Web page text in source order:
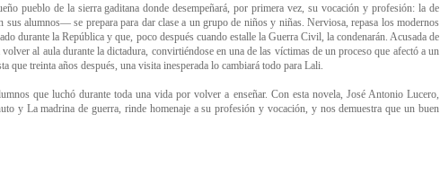
pueblo de la sierra gaditana donde desempeñará, por primera vez, su vocación y profesión: la de
alumnos— se prepara para dar clase a un grupo de niños y niñas. Nerviosa, repasa los modernos
durante la República y que, poco después cuando estalle la Guerra Civil, la condenarán. Acusada de
al aula durante la dictadura, convirtiéndose en una de las víctimas de un proceso que afectó a un
que treinta años después, una visita inesperada lo cambiará todo para Lali.
que luchó durante toda una vida por volver a enseñar. Con esta novela, José Antonio Lucero,
y La madrina de guerra, rinde homenaje a su profesión y vocación, y nos demuestra que un buen